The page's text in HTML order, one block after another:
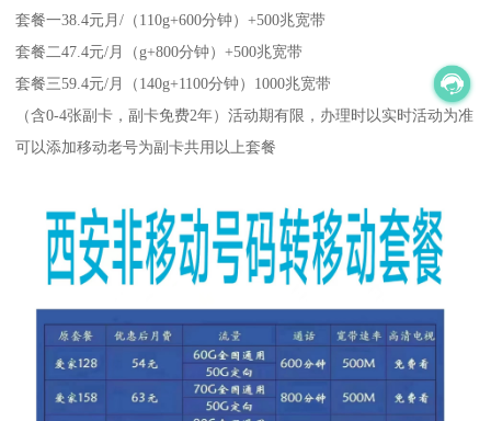
套餐一38.4元月/（110g+600分钟）+500兆宽带
套餐二47.4元/月（g+800分钟）+500兆宽带
套餐三59.4元/月（140g+1100分钟）1000兆宽带
（含0-4张副卡，副卡免费2年）活动期有限，办理时以实时活动为准
可以添加移动老号为副卡共用以上套餐